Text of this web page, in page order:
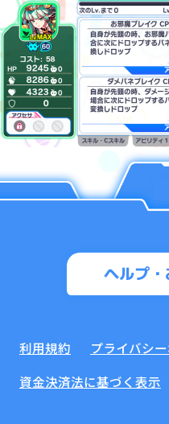
ヘルプ
利用規約 プライバシ
資金決済法に基づく表示